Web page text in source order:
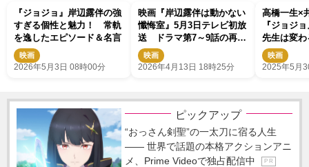
『ジョジョ』岸辺露伴の強
すぎる個性と魅力！ 常軌
を逸したエピソード＆名言
映画
2026年5月3日 08時00分
映画『岸辺露伴は動かない
懺悔室』5月3日テレビ初放
送 ドラマ第7～9話の再放
送も決定
映画
2026年4月13日 18時25分
高橋一生×
『ジョジ
先生は変
い」
映画
2025年5月
ピックアップ
“おっさん剣聖”の一太刀に宿る人生
―― 世界で話題の本格アクションアニ
メ、Prime Videoで独占配信中
P R